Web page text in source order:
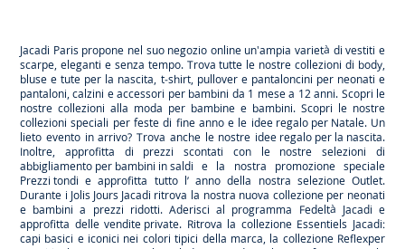
Jacadi Paris propone nel suo negozio online un'ampia varietà di vestiti e
scarpe, eleganti e senza tempo. Trova tutte le nostre collezioni di body,
bluse e tute per la nascita, t-shirt, pullover e pantaloncini per neonati e
pantaloni, calzini e accessori per bambini da 1 mese a 12 anni. Scopri le
nostre collezioni alla moda per bambine e bambini. Scopri le nostre
collezioni speciali per feste di fine anno e le idee regalo per Natale. Un
lieto evento in arrivo? Trova anche le nostre idee regalo per la nascita.
Inoltre, approfitta di prezzi scontati con le nostre selezioni di
abbigliamento per bambini in saldi e la nostra promozione speciale
Prezzi tondi e approfitta tutto l’ anno della nostra selezione Outlet.
Durante i Jolis Jours Jacadi ritrova la nostra nuova collezione per neonati
e bambini a prezzi ridotti. Aderisci al programma Fedeltà Jacadi e
approfitta dellevendite private. Ritrova la collezione Essentiels Jacadi:
capi basici e iconici nei colori tipici della marca, la collezione Reflexper